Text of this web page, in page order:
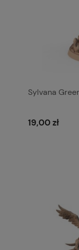
Sylvana
19,00 zł